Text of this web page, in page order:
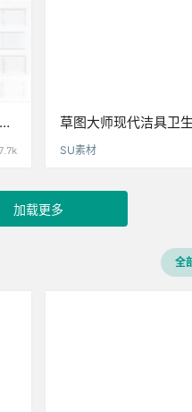
草图大师现代洁具卫
坐便器小便池洗手池
SU素材
加载更多
全